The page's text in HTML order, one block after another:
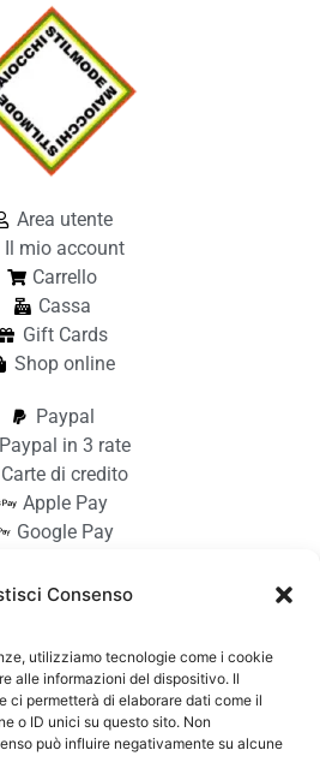
Consenso
utilizziamo tecnologie come i cookie
alle informazioni del dispositivo. Il
ci permetterà di elaborare dati come il
o ID unici su questo sito. Non
può influire negativamente su alcune
Area utente
Il mio account
Carrello
Cassa
Gift Cards
Shop online
Paypal
Paypal in 3 rate
Carte di credito
Apple Pay
Google Pay
alla consegna
2026 | P.iva